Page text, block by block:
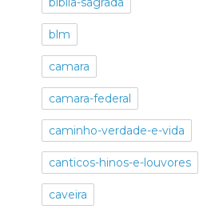
blm
camara
camara-federal
caminho-verdade-e-vida
canticos-hinos-e-louvores
caveira